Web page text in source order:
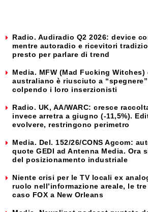
Radio. Audiradio Q2 2026: device
mentre autoradio e ricevitori
presto per parlare di trend
Media. MFW (Mad Fucking
australiano è riusciuto a
colpendo i loro inserzionisti
Radio. UK, AA/WARC: cresce
invece arretra a giugno (-11,5%).
evolvere, restringono perimetro
Media. Del. 152/26/CONS Agcom:
quote GEDI ad Antenna Media. Ora
del posizionamento industriale
Niente crisi per le TV locali ex
ruolo nell’informazione areale, le
caso FOX a New Orleans